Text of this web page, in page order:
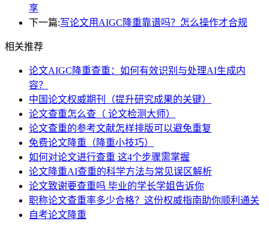
享
下一篇:写论文用AIGC降重靠谱吗？怎么操作才合规
相关推荐
论文AIGC降重查重：如何有效识别与处理AI生成内
容？
中国论文权威期刊（提升研究成果的关键）
论文查重怎么查（ 论文检测大师）
论文查重的参考文献怎样排版可以避免重复
免费论文降重（降重小技巧）
如何对论文进行查重 这4个步骤需掌握
论文降重AI查重的科学方法与常见误区解析
论文致谢要查重吗 毕业的学长学姐告诉你
职称论文查重率多少合格？这份权威指南助你顺利通关
自考论文降重